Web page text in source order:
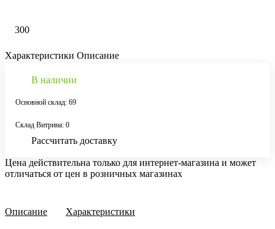
300
Характеристики Описание
В наличии
Основной склад: 69
Склад Витрина: 0
Рассчитать доставку
Цена действительна только для интернет-магазина и может
отличаться от цен в розничных магазинах
Описание Характеристики